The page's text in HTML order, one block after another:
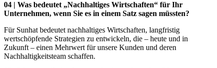
04 | Was bedeutet „Nachhaltiges Wirtschaften“ für Ihr
Unternehmen, wenn Sie es in einem Satz sagen müssten?
Für Sunhat bedeutet nachhaltiges Wirtschaften, langfristig
wertschöpfende Strategien zu entwickeln, die – heute und in
Zukunft – einen Mehrwert für unsere Kunden und deren
Nachhaltigkeitsteam schaffen.